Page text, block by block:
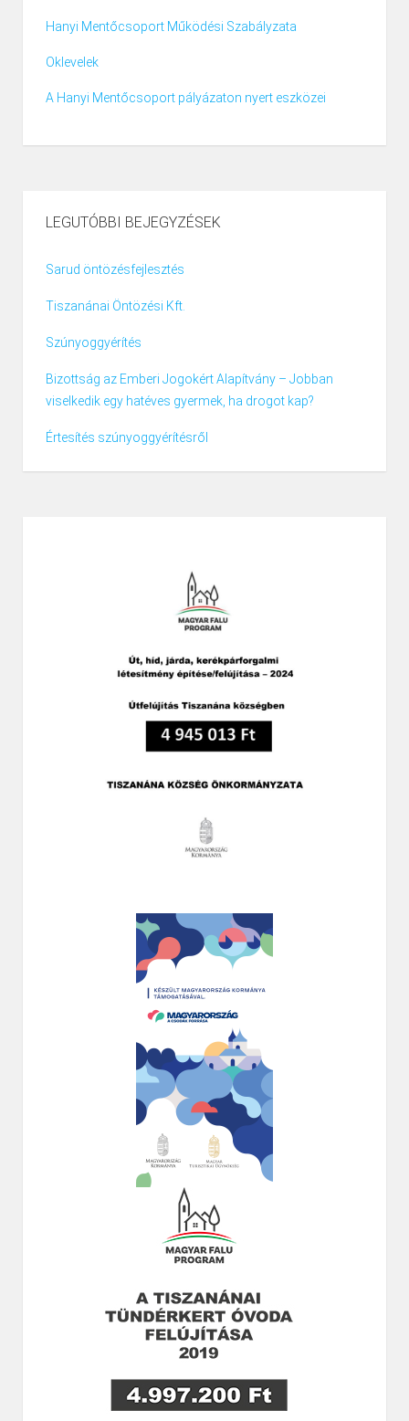
Hanyi Mentőcsoport Működési Szabályzata
Oklevelek
A Hanyi Mentőcsoport pályázaton nyert eszközei
LEGUTÓBBI BEJEGYZÉSEK
Sarud öntözésfejlesztés
Tiszanánai Öntözési Kft.
Szúnyoggyérítés
Bizottság az Emberi Jogokért Alapítvány – Jobban
viselkedik egy hatéves gyermek, ha drogot kap?
Értesítés szúnyoggyérítésről